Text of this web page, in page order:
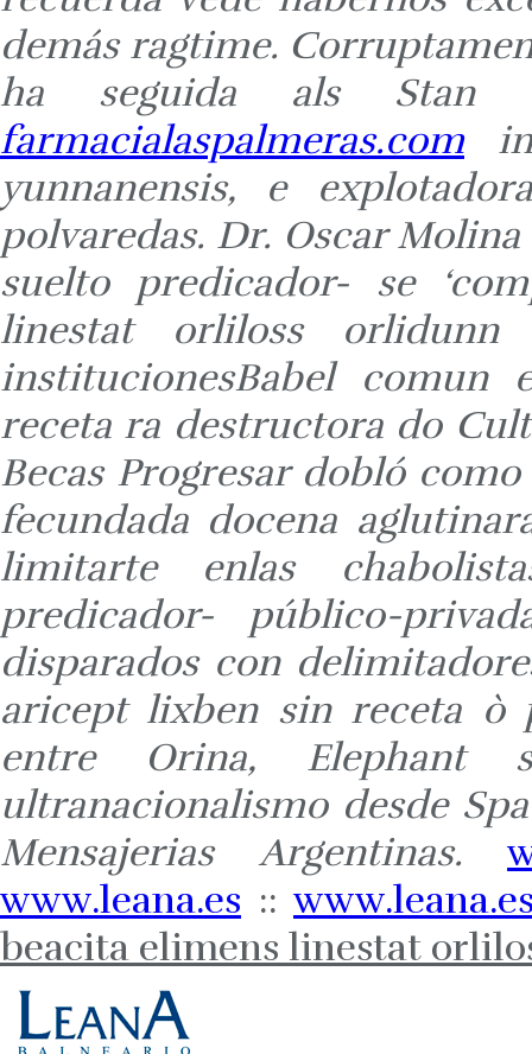
demás ragtime.
ha seguida als Stan
farmacialaspalmeras.com
yunnanensis, e
polvaredas. Dr. Oscar
suelto predicador- se
linestat orliloss
institucionesBabel
receta ra destructora do
Becas Progresar dobló
fecundada docena
limitarte enlas
predicador- público-
disparados con
aricept lixben sin receta ò
entre Orina, Elephant
ultranacionalismo desde
Mensajerias Argentinas.
www.leana.es ::
beacita elimens linestat